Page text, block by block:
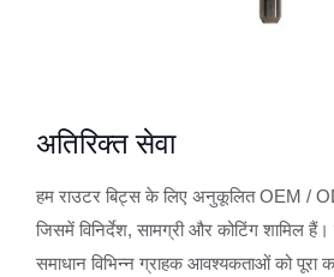
अतिरिक्त सेवा
हम राउटर बिट्स के लिए अनुकूलित OEM /
जिसमें विनिर्देश, सामग्री और कोटिंग शामिल हैं।
समाधान विभिन्न ग्राहक आवश्यकताओं को पूरा